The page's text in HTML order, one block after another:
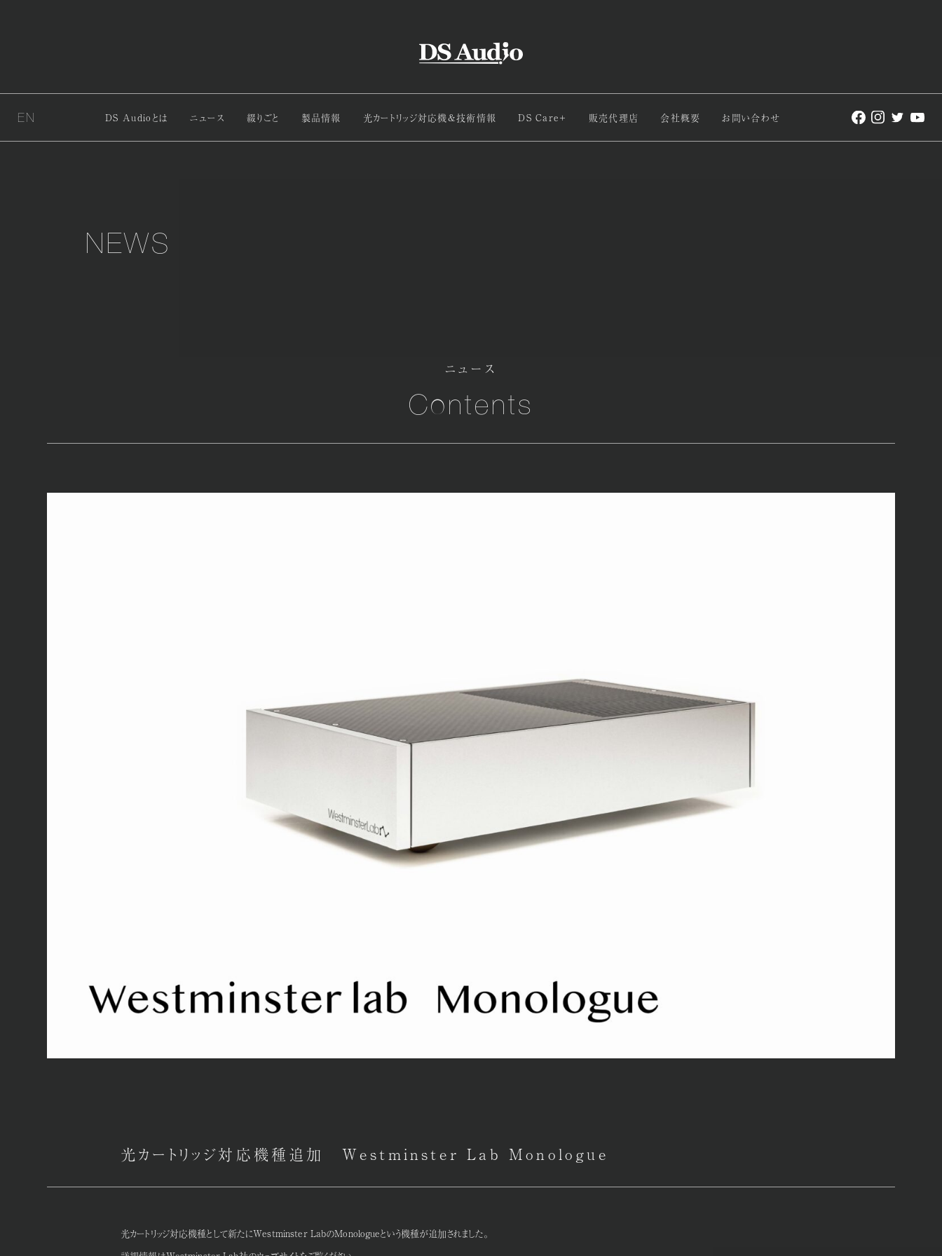
EN DS Audioとは ニュース 綴りごと 製品情報 光カートリッジ対応機&技術情報 DS Care+ 販売代理店 会社概要 お問い合わせ
NEWS
ニュース
Contents
光カートリッジ対応機種追加 Westminster Lab Monologue
光カートリッジ対応機種として新たにWestminster LabのMonologueという機種が追加されました。